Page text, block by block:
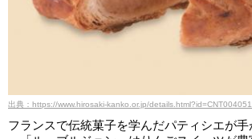
出典：https://www.hirosaki-kanko.or.jp/
フランスで伝統菓子を学んだパティシエが手